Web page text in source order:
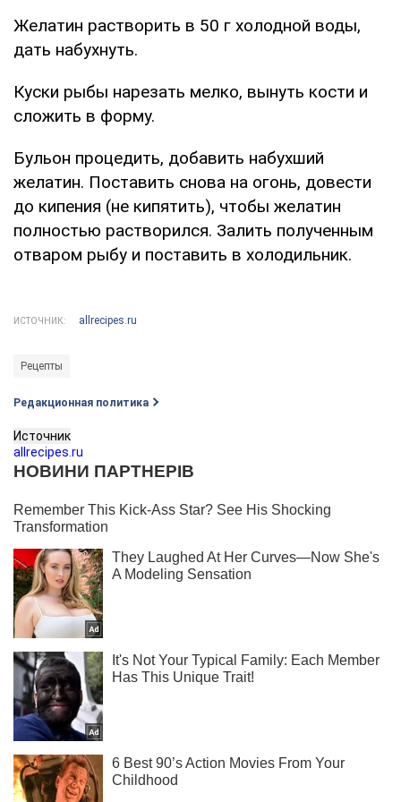
Желатин растворить в 50 г холодной воды,
дать набухнуть.
Куски рыбы нарезать мелко, вынуть кости и
сложить в форму.
Бульон процедить, добавить набухший
желатин. Поставить снова на огонь, довести
до кипения (не кипятить), чтобы желатин
полностью растворился. Залить полученным
отваром рыбу и поставить в холодильник.
ИСТОЧНИК: allrecipes.ru
Рецепты
Редакционная политика
Источник
allrecipes.ru